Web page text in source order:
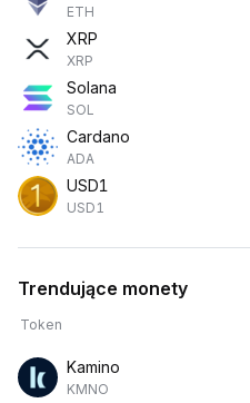
ETH
XRP
XRP
Solana
SOL
Cardano
ADA
USD1
USD1
Trendujące monety
Token
Kamino
KMNO